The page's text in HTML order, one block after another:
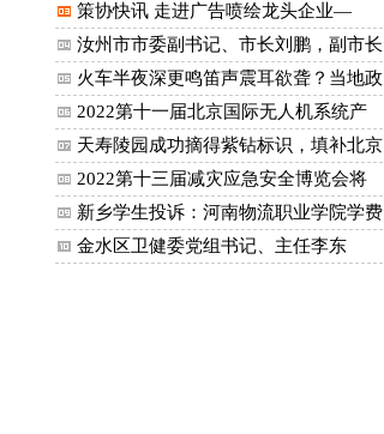
策协快讯 走进广告喷绘龙头企业—
汝州市市委副书记、市长刘鹏，副市长
火车半夜深更鸣笛声震耳欲聋？当地政
2022第十一届北京国际无人机系统产
天寿陵园成功摘得紫钻标识，填补北京
2022第十三届减灾应急安全博览会将
新乡学生投诉：河南物流职业学院学费
金水区卫健委党组书记、主任李东